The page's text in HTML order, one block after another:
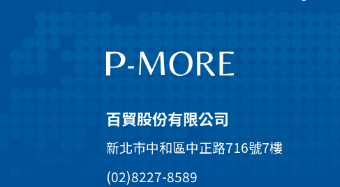
百貿股份有限公司
新北市中和區中正路716號7樓
(02)8227-8589